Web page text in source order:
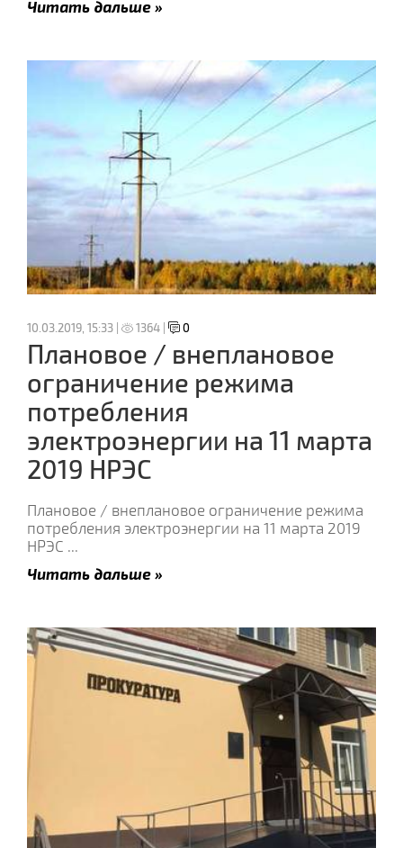
Читать дальше »
10.03.2019, 15:33 | 1364 | 0
Плановое / внеплановое
ограничение режима
потребления
электроэнергии на 11 марта
2019 НРЭС
Плановое / внеплановое ограничение режима
потребления электроэнергии на 11 марта 2019
НРЭС ...
Читать дальше »